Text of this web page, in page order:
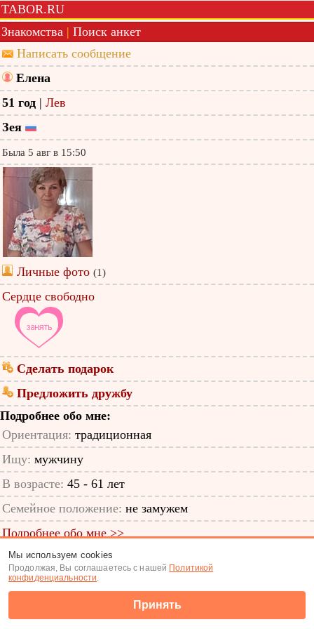
TABOR.RU
Знакомства | Поиск анкет
Написать сообщение
Елена
51 год | Лев
Зея
Была 5 авг в 15:50
Личные фото (1)
Сердце свободно
Сделать подарок
Предложить дружбу
Подробнее обо мне:
Ориентация: традиционная
Ищу: мужчину
В возрасте: 45 - 61 лет
Семейное положение: не замужем
Подробнее обо мне >>
ID анкеты: 64711138
Знакомства|Поиск анкет
Мы используем cookies
Продолжая, Вы соглашаетесь с нашей Политикой
конфиденциальности.
Принять